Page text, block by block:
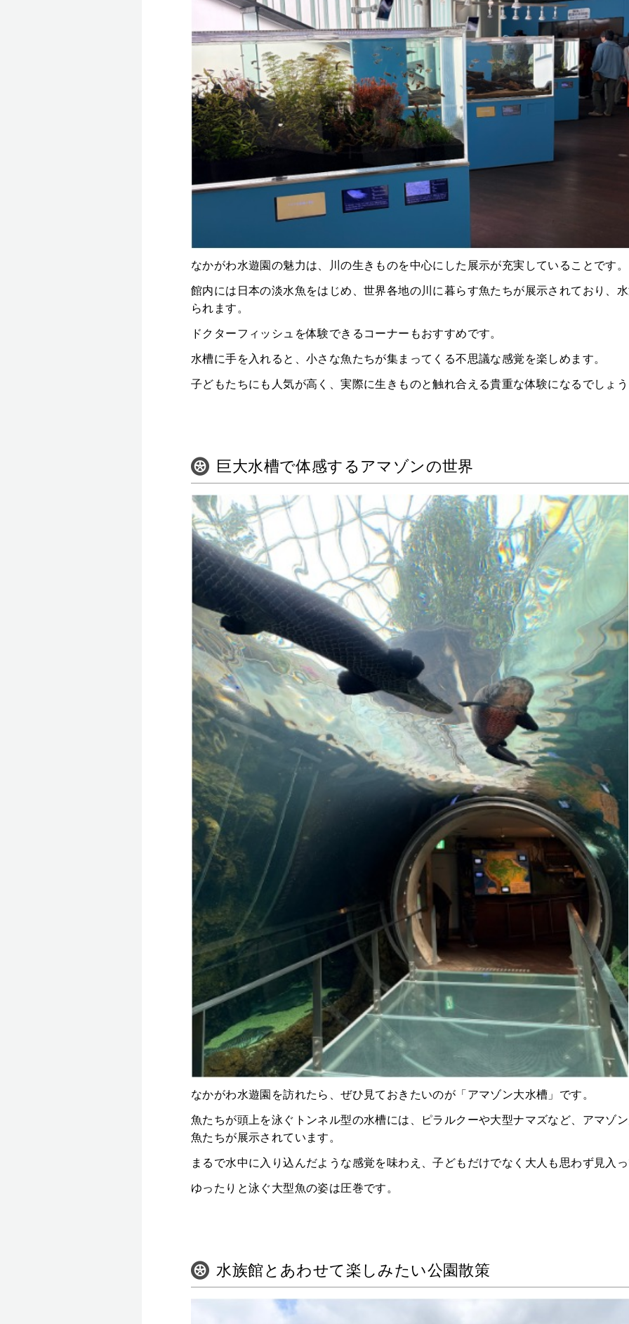
HOME
マチネタ
定額リースプランのご紹介
運営会社
なかがわ水遊園の魅力は、川の生きものを中心にした展示が充実していることです。
館内には日本の淡水魚をはじめ、世界各地の川に暮らす魚たちが展示されており、
られます。
ドクターフィッシュを体験できるコーナーもおすすめです。
水槽に手を入れると、小さな魚たちが集まってくる不思議な感覚を楽しめます。
子どもたちにも人気が高く、実際に生きものと触れ合える貴重な体験になるでしょ
巨大水槽で体感するアマゾンの世界
なかがわ水遊園を訪れたら、ぜひ見ておきたいのが「アマゾン大水槽」です。
魚たちが頭上を泳ぐトンネル型の水槽には、ピラルクーや大型ナマズなど、アマゾ
魚たちが展示されています。
まるで水中に入り込んだような感覚を味わえ、子どもだけでなく大人も思わず見入
ゆったりと泳ぐ大型魚の姿は圧巻です。
水族館とあわせて楽しみたい公園散策